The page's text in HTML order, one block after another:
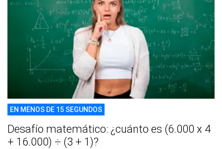
EN MENOS DE 15 SEGUNDOS
Desafío matemático: ¿cuánto es (6.000 x 4
+ 16.000) ÷ (3 + 1)?